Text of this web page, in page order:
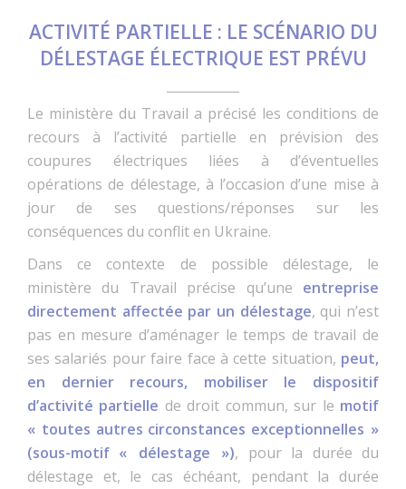
ACTIVITÉ PARTIELLE : LE SCÉNARIO DU
DÉLESTAGE ÉLECTRIQUE EST PRÉVU
Le ministère du Travail a précisé les conditions de
recours à l’activité partielle en prévision des
coupures électriques liées à d’éventuelles
opérations de délestage, à l’occasion d’une mise à
jour de ses questions/réponses sur les
conséquences du conflit en Ukraine.
Dans ce contexte de possible délestage, le
ministère du Travail précise qu’une entreprise
directement affectée par un délestage, qui n’est
pas en mesure d’aménager le temps de travail de
ses salariés pour faire face à cette situation, peut,
en dernier recours, mobiliser le dispositif
d’activité partielle de droit commun, sur le motif
« toutes autres circonstances exceptionnelles »
(sous-motif « délestage »), pour la durée du
délestage et, le cas échéant, pendant la durée